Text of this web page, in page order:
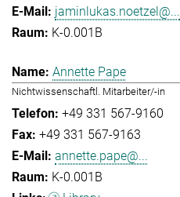
jaminlukas.noetzel@...
K-0.001B
Annette Pape
Nichtwissenschaftl. Mitarbeiter/-in
+49 331 567-9160
+49 331 567-9163
annette.pape@...
K-0.001B